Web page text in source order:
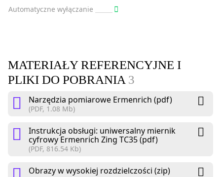
Automatyczne wyłączanie
MATERIAŁY REFERENCYJNE I
PLIKI DO POBRANIA 3
Narzędzia pomiarowe Ermenrich (pdf)
(PDF, 1.08 Mb)
Instrukcja obsługi: uniwersalny miernik
cyfrowy Ermenrich Zing TC35 (pdf)
(PDF, 816.54 Kb)
Obrazy w wysokiej rozdzielczości (zip)